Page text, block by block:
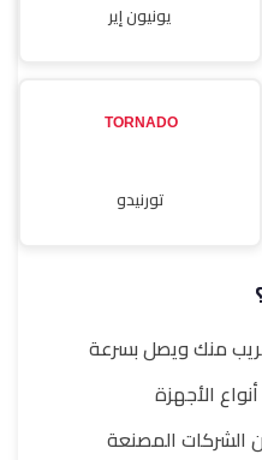
يونيون إير
تورنيدو
منك ويصل بسرعة
الأجهزة
المصنعة